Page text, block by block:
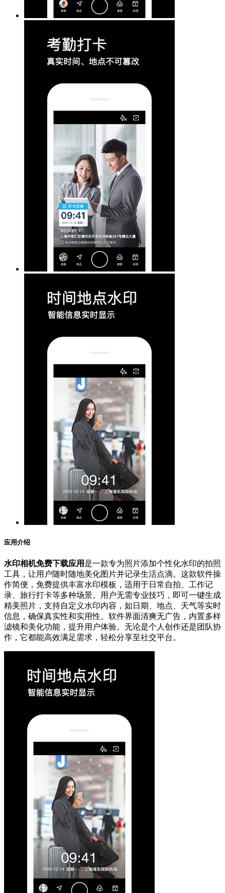
应用介绍
水印相机免费下载应用 是一款专为照片添加个性化水印的拍照
工具，让用户随时随地美化图片并记录生活点滴。这款软件操
作简便，免费提供丰富水印模板，适用于日常自拍、工作记
录、旅行打卡等多种场景。用户无需专业技巧，即可一键生成
精美照片，支持自定义水印内容，如日期、地点、天气等实时
信息，确保真实性和实用性。软件界面清爽无广告，内置多样
滤镜和美化功能，提升用户体验。无论是个人创作还是团队协
作，它都能高效满足需求，轻松分享至社交平台。